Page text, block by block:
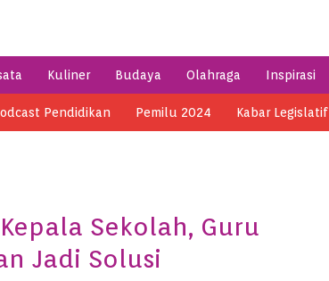
Kuliner Budaya Olahraga Inspirasi
Pendidikan Pemilu 2024 Kabar Legislatif
Sekolah, Guru
Jadi Solusi